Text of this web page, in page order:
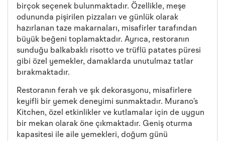
birçok seçenek bulunmaktadır. Özellikle, meşe
odununda pişirilen pizzaları ve günlük olarak
hazırlanan taze makarnaları, misafirler tarafından
büyük beğeni toplamaktadır. Ayrıca, restoranın
sunduğu balkabaklı risotto ve trüflü patates püresi
gibi özel yemekler, damaklarda unutulmaz tatlar
bırakmaktadır.
Restoranın ferah ve şık dekorasyonu, misafirlere
keyifli bir yemek deneyimi sunmaktadır. Murano’s
Kitchen, özel etkinlikler ve kutlamalar için de uygun
bir mekan olarak öne çıkmaktadır. Geniş oturma
kapasitesi ile aile yemekleri, doğum günü